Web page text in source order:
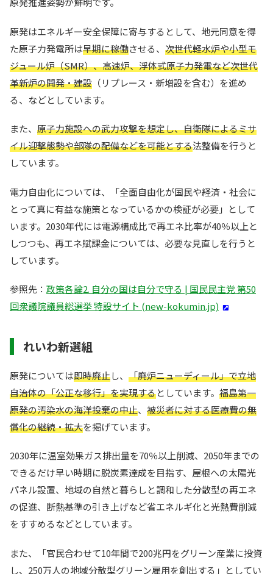
原発はエネルギー安全保障に寄与するとして、地元同意を得
た原子力発電所は早期に稼働させる、 次世代軽水炉や小型モ
ジュール炉（SMR）、高速炉、浮体式原子力発電など次世代
革新炉の開発・建設 （リプレース・新増設を含む）を進め
る、などとしています。
また、 原子力施設への武力攻撃を想定し、自衛隊によるミサ
イル迎撃態勢や部隊の配備などを可能とする法整備を行うと
しています。
電力自由化については、「全面自由化が国民や経済・社会に
とって真に有益な施策となっているかの検証が必要」として
います。2030年代には電源構成比で再エネ比率が40％以上と
しつつも、再エネ賦課金については、必要な見直しを行うと
しています。
参照先： 政策各論2. 自分の国は自分で守る | 国民民主党 第50
回衆議院議員総選挙 特設サイト (new-kokumin.jp)
れいわ新選組
原発については即時廃止し、 「廃炉ニューディール」で立地
自治体の「公正な移行」を実現するとしています。 福島第一
原発の汚染水の海洋投棄の中止、 被災者に対する医療費の無
償化の継続・拡大を掲げています。
2030年に温室効果ガス排出量を70％以上削減、2050年までの
できるだけ早い時期に脱炭素達成を目指す、屋根への太陽光
パネル設置、地域の自然と暮らしと調和した分散型の再エネ
の促進、断熱基準の引き上げなど省エネルギ化と光熱費削減
をすすめるなどとしています。
また、「官民合わせて10年間で200兆円をグリーン産業に投資
し、250万人の地域分散型グリーン雇用を創出する」としてい